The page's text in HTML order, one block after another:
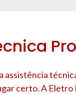
assistência
certo. A Eletro